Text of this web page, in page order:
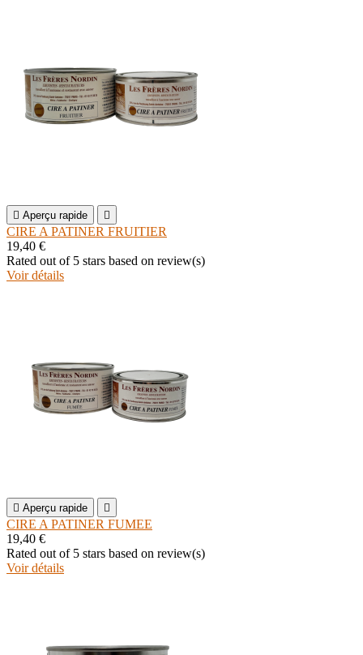
 Aperçu rapide 
CIRE A PATINER FRUITIER
19,40 €
Rated out of 5 stars based on review(s)
Voir détails
 Aperçu rapide 
CIRE A PATINER FUMEE
19,40 €
Rated out of 5 stars based on review(s)
Voir détails